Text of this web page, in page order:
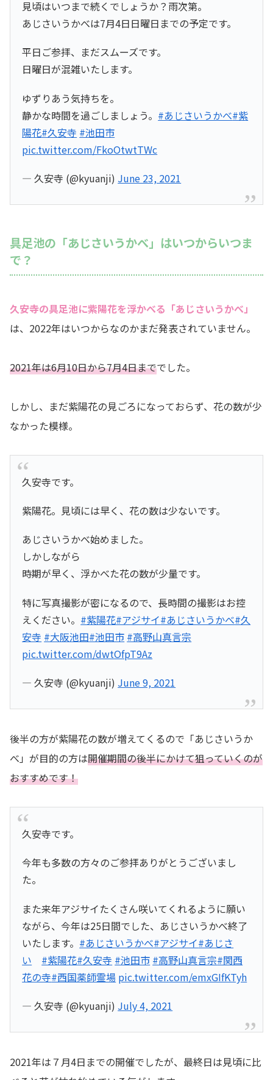
見頃はいつまで続くでしょうか？雨次第。
あじさいうかべは7月4日日曜日までの予定です。
平日ご参拝、まだスムーズです。
日曜日が混雑いたします。
ゆずりあう気持ちを。
静かな時間を過ごしましょう。 #あじさいうかべ#紫
陽花#久安寺 #池田市
pic.twitter.com/FkoOtwtTWc
— 久安寺 (@kyuanji) June 23, 2021
具足池の「あじさいうかべ」はいつからいつま
で？
久安寺の具足池に紫陽花を浮かべる「あじさいうかべ」
は、2022年はいつからなのかまだ発表されていません。
2021年は6月10日から7月4日まででした。
しかし、まだ紫陽花の見ごろになっておらず、花の数が少
なかった模様。
久安寺です。
紫陽花。見頃には早く、花の数は少ないです。
あじさいうかべ始めました。
しかしながら
時期が早く、浮かべた花の数が少量です。
特に写真撮影が密になるので、長時間の撮影はお控
えください。 #紫陽花#アジサイ#あじさいうかべ#久
安寺 #大阪池田#池田市 #高野山真言宗
pic.twitter.com/dwtOfpT9Az
— 久安寺 (@kyuanji) June 9, 2021
後半の方が紫陽花の数が増えてくるので「あじさいうか
べ」が目的の方は開催期間の後半にかけて狙っていくのが
おすすめです！
久安寺です。
今年も多数の方々のご参拝ありがとうございまし
た。
また来年アジサイたくさん咲いてくれるように願い
ながら、今年は25日間でした、あじさいうかべ終了
いたします。 #あじさいうかべ#アジサイ#あじさ
い
#紫陽花#久安寺 #池田市 #高野山真言宗#関西
花の寺#西国薬師霊場 pic.twitter.com/emxGIfKTyh
— 久安寺 (@kyuanji) July 4, 2021
2021年は７月4日までの開催でしたが、最終日は見頃に比